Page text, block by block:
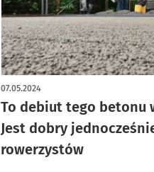
To debiut tego betonu
Jest dobry
rowerzystów
07.05.2024
artykuł z galerią zdjęć